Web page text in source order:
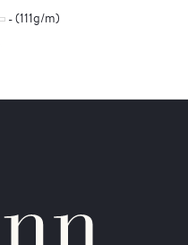
(111g/m)